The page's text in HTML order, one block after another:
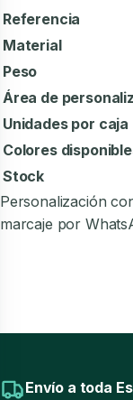
Referencia
Material
Peso
Área de
Unidades por caja
Colores
Stock
Personalización
marcaje por
Envío a toda